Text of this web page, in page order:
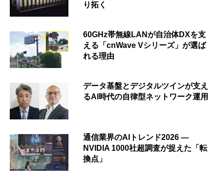
り拓く
60GHz帯無線LANが自治体DXを支
える「cnWave Vシリーズ」が選ば
れる理由
データ基盤とデジタルツインが支え
るAI時代の自律型ネットワーク運用
通信業界のAIトレンド2026 ―
NVIDIA 1000社超調査が捉えた「転
換点」